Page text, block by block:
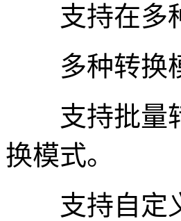
支持在多种
多种转换
支持批量转
换模式。
支持自定义